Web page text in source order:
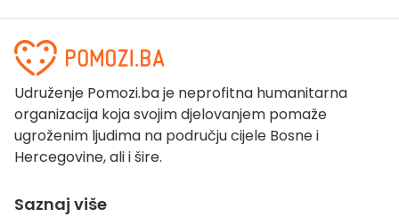
Udruženje Pomozi.ba je neprofitna humanitarna
organizacija koja svojim djelovanjem pomaže
ugroženim ljudima na području cijele Bosne i
Hercegovine, ali i šire.
Saznaj više